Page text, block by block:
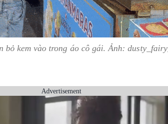
bỏ kem vào trong áo cô gái. Ảnh: dusty_fairy_
Advertisement